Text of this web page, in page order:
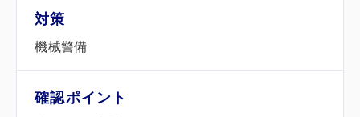
機械警備